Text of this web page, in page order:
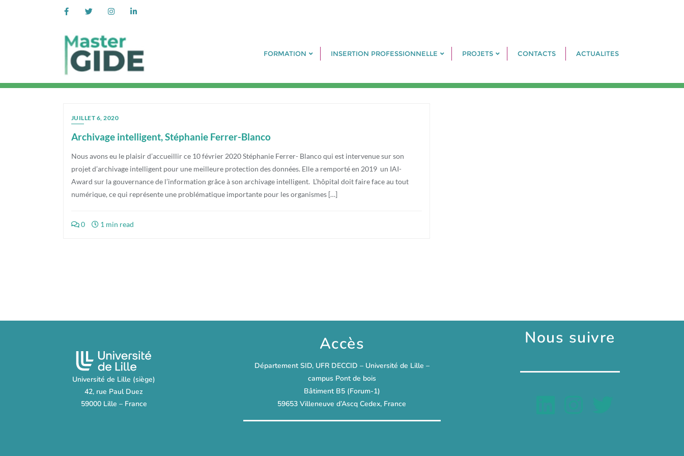
FORMATION INSERTION PROFESSIONNELLE PROJETS CONTACTS ACTUALITES
JUILLET 6, 2020
Archivage intelligent, Stéphanie Ferrer-Blanco
Nous avons eu le plaisir d’accueillir ce 10 février 2020 Stéphanie Ferrer- Blanco qui est intervenue sur son
projet d’archivage intelligent pour une meilleure protection des données. Elle a remporté en 2019 un IAI-
Award sur la gouvernance de l’information grâce à son archivage intelligent. L’hôpital doit faire face au tout
numérique, ce qui représente une problématique importante pour les organismes […]
0 1 min read
Université de Lille (siège)
42, rue Paul Duez
59000 Lille – France
Accès
Département SID, UFR DECCID – Université de Lille –
campus Pont de bois
Bâtiment B5 (Forum-1)
59653 Villeneuve d’Ascq Cedex, France
Nous suivre